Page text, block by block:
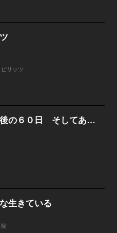
リッツ
レッド 最後の６０日 そしてあさま山荘へ
生きている